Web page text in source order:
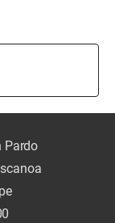
Pardo